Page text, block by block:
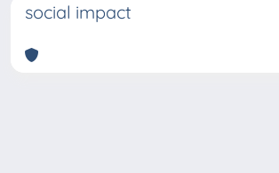
social impact